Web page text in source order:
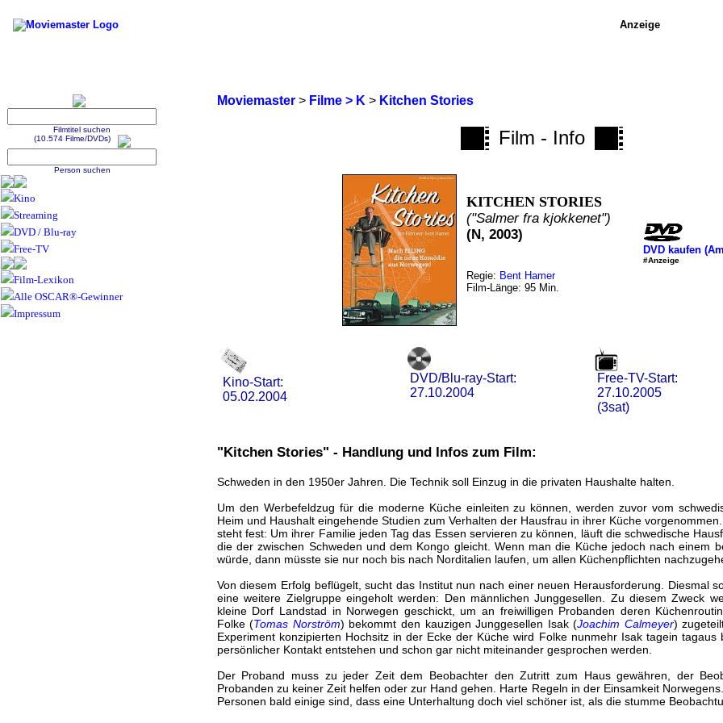
Moviemaster> Filme > K > Kitchen Stories
Film - Info
KITCHEN STORIES
("Salmer fra kjokkenet")
(N, 2003)
Regie: Bent Hamer
Film-Länge: 95 Min.
DVD kaufen
#Anzeige
Kino-Start:
05.02.2004
DVD/Blu-ray-Start:
27.10.2004
Free-TV-Start:
27.10.2005
(3sat)
"Kitchen Stories" - Handlung und Infos zum Film:
Schweden in den 1950er Jahren. Die Technik soll Einzug in die privaten Haushalte halten.
Um den Werbefeldzug für die moderne Küche einleiten zu können, werden zuvor vom
Heim und Haushalt eingehende Studien zum Verhalten der Hausfrau in ihrer Küche
steht fest: Um ihrer Familie jeden Tag das Essen servieren zu können, läuft die schwedische
die der zwischen Schweden und dem Kongo gleicht. Wenn man die Küche jedoch nach einem
würde, dann müsste sie nur noch bis nach Norditalien laufen, um allen Küchenpflichten
Von diesem Erfolg beflügelt, sucht das Institut nun nach einer neuen Herausforderung. Diesmal
eine weitere Zielgruppe eingeholt werden: Den männlichen Junggesellen. Zu diesem Zweck
kleine Dorf Landstad in Norwegen geschickt, um an freiwilligen Probanden deren
Folke (Tomas Norström) bekommt den kauzigen Junggesellen Isak (Joachim Calmeyer)
Experiment konzipierten Hochsitz in der Ecke der Küche wird Folke nunmehr Isak tagein tagaus
persönlicher Kontakt entstehen und schon gar nicht miteinander gesprochen werden.
Der Proband muss zu jeder Zeit dem Beobachter den Zutritt zum Haus gewähren, der
Probanden zu keiner Zeit helfen oder zur Hand gehen. Harte Regeln in der Einsamkeit
Personen bald einige sind, dass eine Unterhaltung doch viel schöner ist, als die stumme
Anzeige
Filmtitel suchen
(10.574 Filme/DVDs)
Person suchen
Kino
Streaming
DVD / Blu-ray
Free-TV
Film-Lexikon
Alle OSCAR®-Gewinner
Impressum